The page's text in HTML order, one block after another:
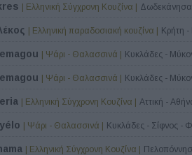
| Ελληνική Σύγχρονη Κουζίνα | Δωδεκάνησα
| Ελληνική παραδοσιακή κουζίνα | Κρήτη
| Ψάρι - Θαλασσινά | Κυκλάδες -
| Ψάρι - Θαλασσινά | Κυκλάδες -
| Ελληνική Σύγχρονη Κουζίνα | Αττική -
| Ψάρι - Θαλασσινά | Κυκλάδες - Σίφνος -
| Ελληνική Σύγχρονη Κουζίνα |